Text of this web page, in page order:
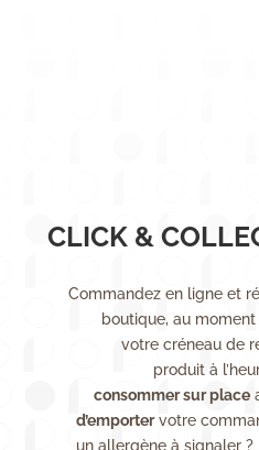
CLICK &
Commandez en ligne et
boutique, au
votre créneau de
produit à
consommer sur place
d’emportervotre
un allergène à signaler